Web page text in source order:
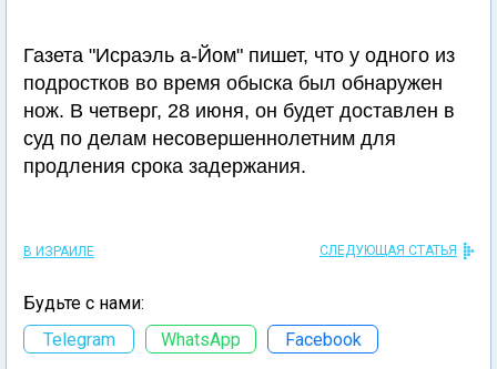
Газета "Исраэль а-Йом" пишет, что у одного из
подростков во время обыска был обнаружен
нож. В четверг, 28 июня, он будет доставлен в
суд по делам несовершеннолетним для
продления срока задержания.
В ИЗРАИЛЕ СЛЕДУЮЩАЯ СТАТЬЯ
Будьте с нами:
Telegram
WhatsApp Facebook